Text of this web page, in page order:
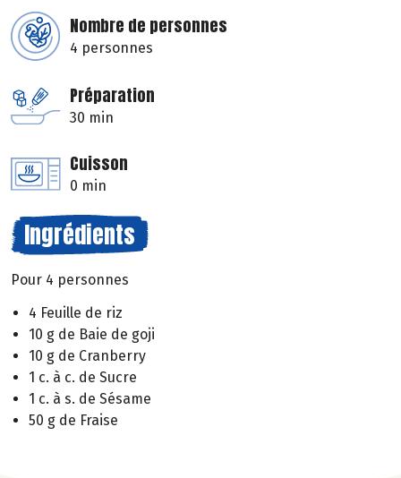
Nombre de personnes
4 personnes
Préparation
30 min
Cuisson
0 min
Ingrédients
Pour 4 personnes
4 Feuille de riz
10 g de Baie de goji
10 g de Cranberry
1 c. à c. de Sucre
1 c. à s. de Sésame
50 g de Fraise